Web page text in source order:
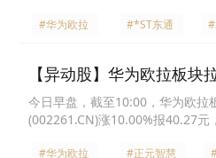
#华为欧拉 #*ST东通
【异动股】华为欧拉板块
今日早盘，截至10:00，华为欧拉
(002261.CN)涨10.00%报40.27
#华为欧拉 #正元智慧